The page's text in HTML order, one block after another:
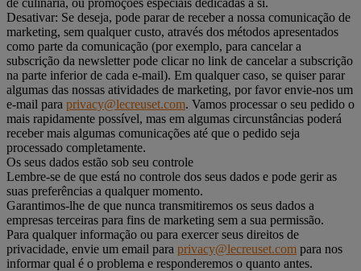
Desativar: Se deseja, pode parar de receber a nossa comunicação de
marketing, sem qualquer custo, através dos métodos apresentados
como parte da comunicação (por exemplo, para cancelar a
subscrição da newsletter pode clicar no link de cancelar a subscrição
na parte inferior de cada e-mail). Em qualquer caso, se quiser parar
algumas das nossas atividades de marketing, por favor envie-nos um
e-mail para privacy@lecreuset.com. Vamos processar o seu pedido o
mais rapidamente possível, mas em algumas circunstâncias poderá
receber mais algumas comunicações até que o pedido seja
processado completamente.
Os seus dados estão sob seu controle
Lembre-se de que está no controle dos seus dados e pode gerir as
suas preferências a qualquer momento.
Garantimos-lhe de que nunca transmitiremos os seus dados a
empresas terceiras para fins de marketing sem a sua permissão.
Para qualquer informação ou para exercer seus direitos de
privacidade, envie um email para privacy@lecreuset.com para nos
informar qual é o problema e responderemos o quanto antes.